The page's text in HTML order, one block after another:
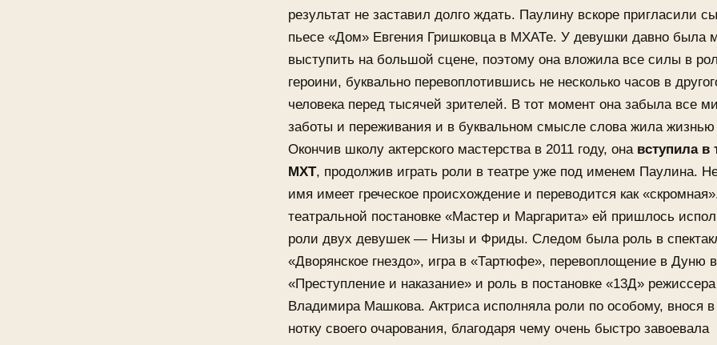
результат не заставил долго ждать. Паулину вскоре пригласили
пьесе «Дом» Евгения Гришковца в МХАТе. У девушки давно была
выступить на большой сцене, поэтому она вложила все силы в
героини, буквально перевоплотившись не несколько часов в
человека перед тысячей зрителей. В тот момент она забыла все
заботы и переживания и в буквальном смысле слова жила
Окончив школу актерского мастерства в 2011 году, она вступила в
МХТ, продолжив играть роли в театре уже под именем Паулина.
имя имеет греческое происхождение и переводится как
театральной постановке «Мастер и Маргарита» ей пришлось
роли двух девушек — Низы и Фриды. Следом была роль в
«Дворянское гнездо», игра в «Тартюфе», перевоплощение в Дуню
«Преступление и наказание» и роль в постановке «13Д» режиссера
Владимира Машкова. Актриса исполняла роли по особому, внося в
нотку своего очарования, благодаря чему очень быстро завоевала